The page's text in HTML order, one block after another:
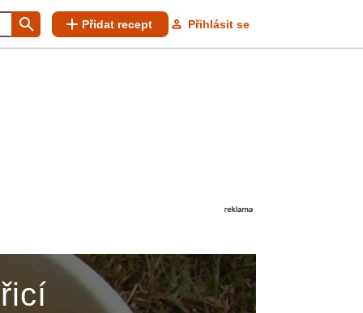
Přidat recept Přihlásit se